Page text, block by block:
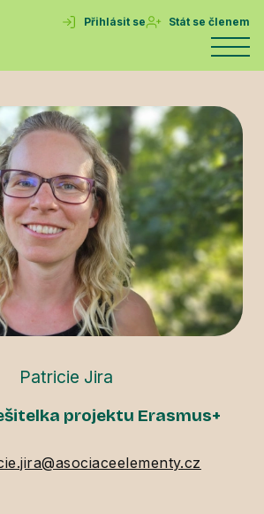
Přihlásit se Stát se členem
Patricie Jira
projektu Erasmus+